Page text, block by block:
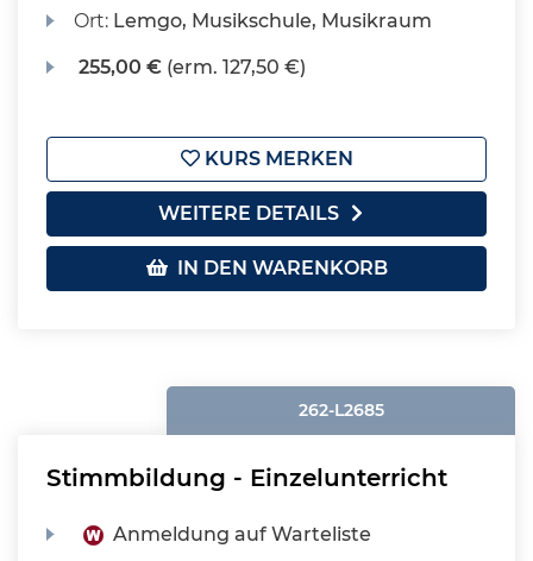
Ort: Lemgo, Musikschule, Musikraum
255,00 € (erm. 127,50 €)
KURS MERKEN
WEITERE DETAILS
IN DEN WARENKORB
262-L2685
Stimmbildung - Einzelunterricht
Anmeldung auf Warteliste